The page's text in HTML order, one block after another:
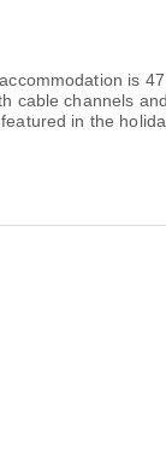
is
channels
in the